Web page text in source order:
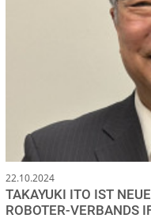
22.10.2024
TAKAYUKI ITO IST
ROBOTER-VERBANDS